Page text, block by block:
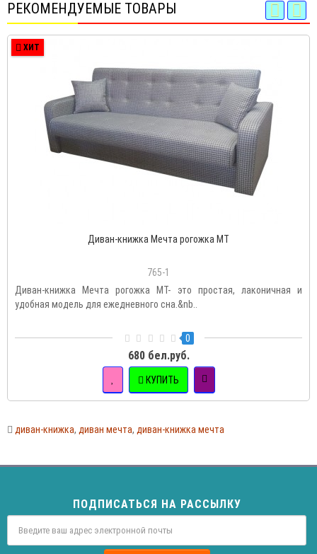
РЕКОМЕНДУЕМЫЕ ТОВАРЫ
ХИТ
Диван-книжка Мечта рогожка MT
765-1
Диван-книжка Мечта рогожка MT- это простая, лаконичная и
удобная модель для ежедневного сна.&nb..
0
680 бел.руб.
КУПИТЬ
диван-книжка, диван мечта, диван-книжка мечта
ПОДПИСАТЬСЯ НА РАССЫЛКУ